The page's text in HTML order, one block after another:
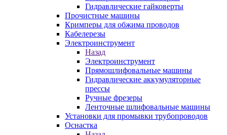
Гидравлические гайковерты
Прочистные машины
Кримперы для обжима проводов
Кабелерезы
Электроинструмент
Назад
Электроинструмент
Прямошлифовальные машины
Гидравлические аккумуляторные
прессы
Ручные фрезеры
Ленточные шлифовальные машины
Установки для промывки трубопроводов
Оснастка